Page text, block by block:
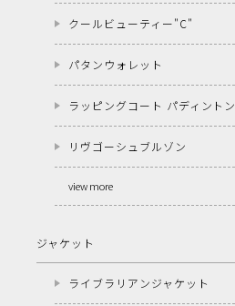
クールビューティー"C"
パタンウォレット
ラッピングコート パディントン
リヴゴーシュブルゾン
view more
ジャケット
ライブラリアンジャケット